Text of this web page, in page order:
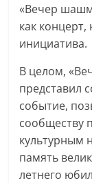
«Вечер
как
инициатива.
В целом,
представил
событие,
сообществу
культурным
память
летнего